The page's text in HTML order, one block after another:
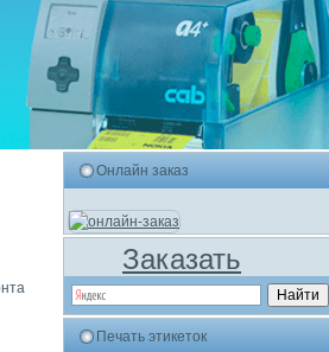
Онлайн заказ
Заказать
Печать этикеток